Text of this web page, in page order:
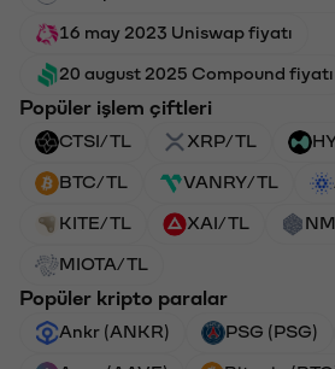
16 may 2023 Uniswap fiyatı
20 august 2025 Compound fiyatı
Popüler işlem çiftleri
CTSI/TL XRP/TL
BTC/TL VANRY/TL
KITE/TL XAI/TL
MIOTA/TL
Popüler kripto paralar
Ankr (ANKR) PSG (PSG)